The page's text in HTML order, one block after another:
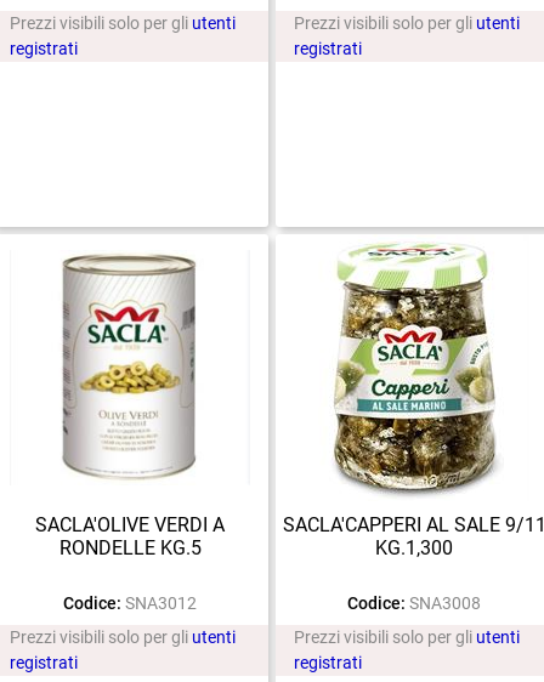
Prezzi visibili solo per gli utenti
registrati
Prezzi visibili solo per gli utenti
registrati
SACLA'OLIVE VERDI A
RONDELLE KG.5
Codice: SNA3012
Prezzi visibili solo per gli utenti
registrati
SACLA'CAPPERI AL SALE 9/
KG.1,300
Codice: SNA3008
Prezzi visibili solo per gli utenti
registrati